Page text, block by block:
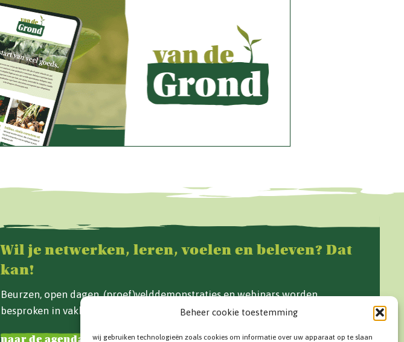
Beheer cookie toestemming
wij gebruiken technologieën zoals cookies om informatie over uw apparaat op te slaan
Wil je netwerken, leren, voelen en beleven? Dat
kan!
Beurzen, open dagen, (proef)velddemonstraties en webinars worden
besproken in vakblad Van de Grond en op www.vandegrond.net.
naar de agenda